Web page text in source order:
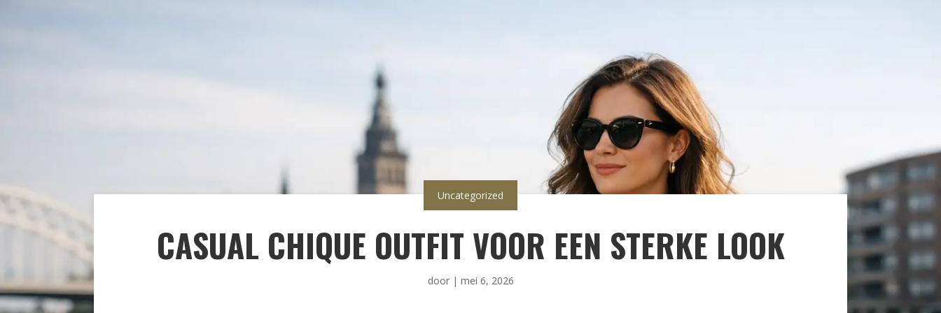
Uncategorized
CASUAL CHIQUE OUTFIT VOOR EEN STERKE LOOK
door | mei 6, 2026